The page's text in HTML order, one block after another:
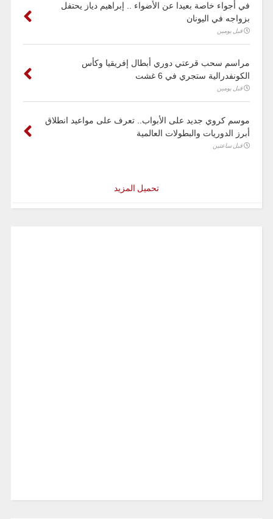
في أجواء خاصة بعيدا عن الأضواء .. إبراهيم دياز يحتفل
بزواجه في اليونان
قبل يومين
مراسم سحب قرعتي دوري أبطال إفريقيا وكأس
الكونفدرالية ستجري في 6 غشت
قبل يومين
موسم كروي جديد على الأبواب.. تعرف على مواعيد انطلاق
أبرز الدوريات والبطولات العالمية
قبل ساعتين
تحميل المزيد